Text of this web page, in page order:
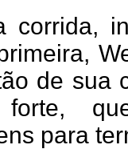
corrida,
de sua
forte,
para